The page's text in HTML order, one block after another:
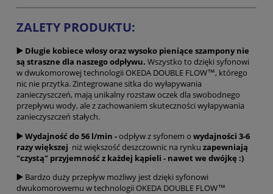
ZALETY PRODUKTU:
▶️ Długie kobiece włosy oraz wysoko pieniące szampony nie
są straszne dla naszego odpływu. Wszystko to dzięki syfonowi
w dwukomorowej technologii OKEDA DOUBLE FLOW™, którego
nic nie przytka. Zintegrowane sitka do wyłapywania
zanieczyszczeń, mają unikalny rozstaw oczek dla swobodnego
przepływu wody, ale z zachowaniem skuteczności wyłapywania
zanieczyszczeń stałych.
▶️ Wydajność do 56 l/min -odpływ z syfonem o wydajności 3-6
razy większej niż większość deszczownic na rynku zapewniają
"czystą" przyjemność z każdej kąpieli - nawet we dwójkę :)
▶️ Bardzo duży przepływ możliwy jest dzięki syfonowi
dwukomorowemu w technologii OKEDA DOUBLE FLOW™